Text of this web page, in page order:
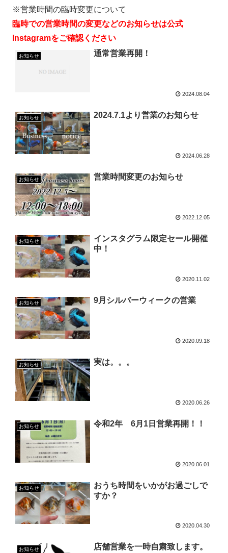
※営業時間の臨時変更について
臨時での営業時間の変更などのお知らせは公式
Instagramをご確認ください
お知らせ 通常営業再開！
2024.08.04
お知らせ 2024.7.1より営業のお知らせ
2024.06.28
お知らせ 営業時間変更のお知らせ
2022.12.05
お知らせ
インスタグラム限定セール開催
中！
2020.11.02
お知らせ 9月シルバーウィークの営業
2020.09.18
お知らせ 実は。。。
2020.06.26
お知らせ 令和2年 6月1日営業再開！！
2020.06.01
お知らせ
おうち時間をいかがお過ごしで
すか？
2020.04.30
お知らせ 店舗営業を一時自粛致します。